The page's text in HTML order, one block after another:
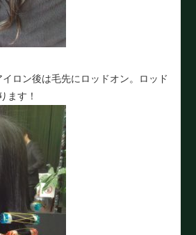
ロン後は毛先にロッドオン。ロッド
ます！